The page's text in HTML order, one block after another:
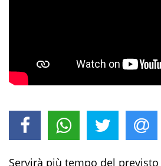
Servirà più tempo del